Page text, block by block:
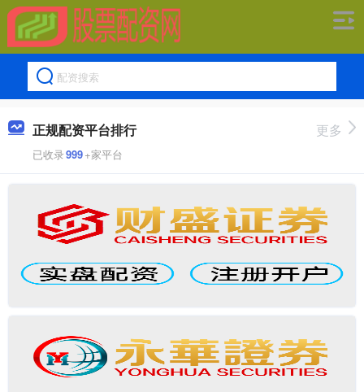
正规配资平台排行
已收录999+家平台
更多